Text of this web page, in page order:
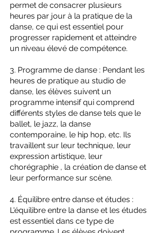
permet de consacrer plusieurs
heures par jour à la pratique de la
danse, ce qui est essentiel pour
progresser rapidement et atteindre
un niveau élevé de compétence.
3. Programme de danse : Pendant les
heures de pratique au studio de
danse, les élèves suivent un
programme intensif qui comprend
différents styles de danse tels que le
ballet, le jazz, la danse
contemporaine, le hip hop, etc. Ils
travaillent sur leur technique, leur
expression artistique, leur
chorégraphie , la création de danse et
leur performance sur scène.
4. Équilibre entre danse et études :
L'équilibre entre la danse et les études
est essentiel dans ce type de